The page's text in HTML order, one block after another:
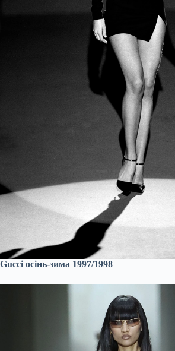
Gucci осінь-зима 1997/1998